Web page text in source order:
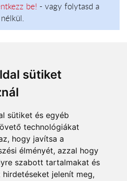
sütiket
sütiket és egyéb
technológiákat
hogy javítsa a
élményét, azzal hogy
szabott tartalmakat és
jelenít meg,
be! - vagy folytasd a
folytatása
fizetési módok